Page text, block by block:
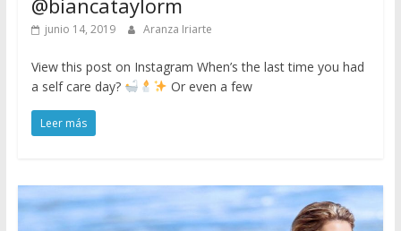
junio 14, 2019 Aranza Iriarte
View this post on Instagram When’s the last time you had
a self care day?
Or even a few
Leer más